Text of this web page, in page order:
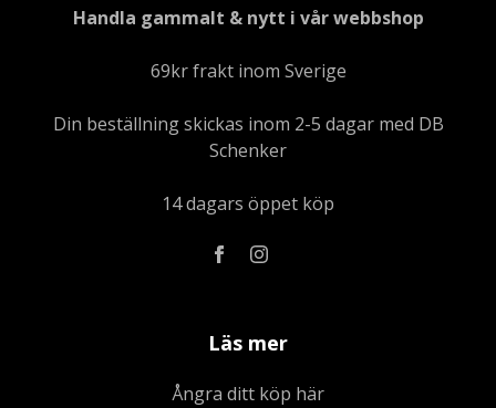
Handla gammalt & nytt i vår webbshop
69kr frakt inom Sverige
Din beställning skickas inom 2-5 dagar med DB
Schenker
14 dagars öppet köp
Läs mer
Ångra ditt köp här